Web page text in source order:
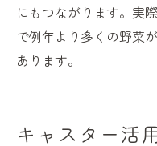
にもつながります。実
で例年より多くの野菜
あります。
キャスター活